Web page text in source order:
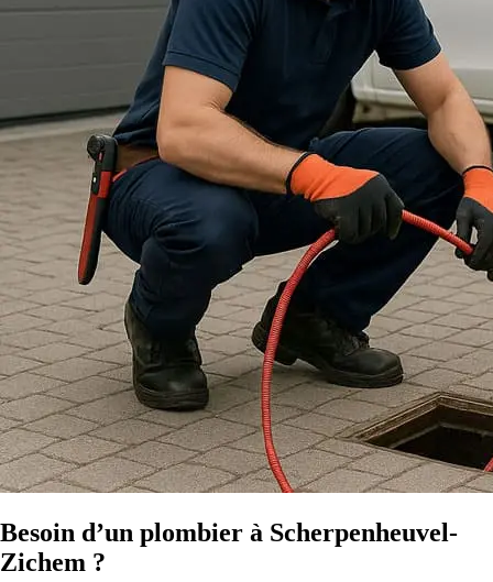
Besoin d’un plombier à Scherpenheuvel-
Zichem ?